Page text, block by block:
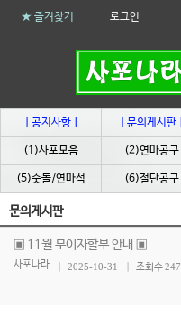
★ 즐겨찾기 로그인
[ 공지사항 ] [ 문의게시판 ]
(1)사포모음 (2)연마공구
(5)숫돌/연마석 (6)절단공구
문의게시판
▣ 11월 무이자할부 안내 ▣
사포나라 2025-10-31 조회수247